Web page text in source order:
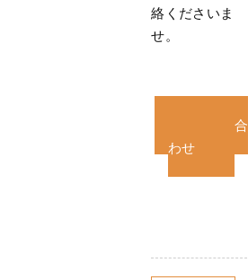
絡くださいま
せ。
お問い合
わせ